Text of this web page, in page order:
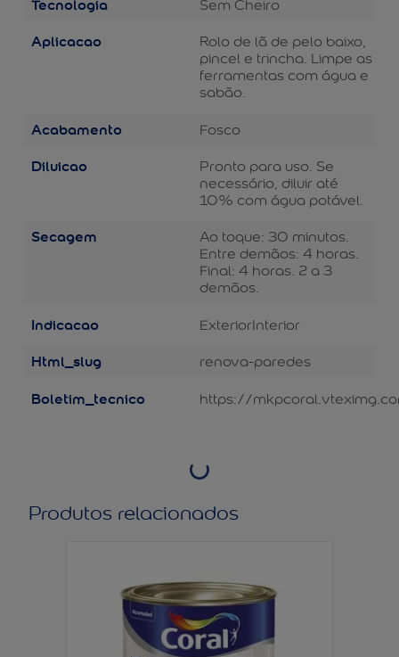
Sem Cheiro
Aplicacao
Rolo de lã de pelo baixo,
pincel e trincha. Limpe as
ferramentas com água e
sabão.
Acabamento Fosco
Diluicao
Pronto para uso. Se
necessário, diluir até
10% com água potável.
Secagem
Ao toque: 30 minutos.
Entre demãos: 4 horas.
Final: 4 horas. 2 a 3
demãos.
Indicacao ExteriorInterior
Html_slug renova-paredes
Boletim_tecnico https://
Produtos relacionados